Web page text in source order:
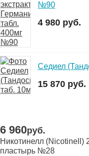
№90
4 980 руб.
Седиел
15 870 руб.
6 960руб.
Никотинелл (Nicotinell)
пластырь №28